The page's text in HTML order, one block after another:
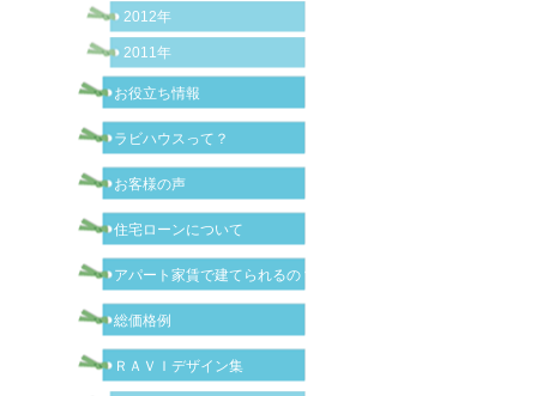
2012年
2011年
お役立ち情報
ラビハウスって？
お客様の声
住宅ローンについて
アパート家賃で建てられるの？
総価格例
ＲＡＶＩデザイン集